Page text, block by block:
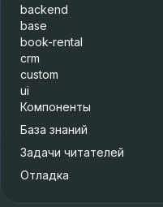
backend
base
book-rental
crm
custom
ui
Компоненты
База знаний
Задачи читателей
Отладка